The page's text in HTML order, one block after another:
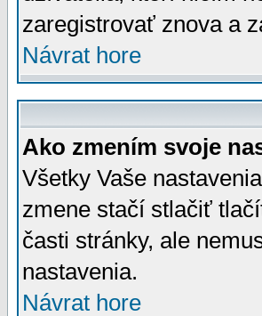
zaregistrovať znova a
Návrat hore
Ako zmením svoje
Všetky Vaše
zmene stačí stlačiť
časti stránky, ale
nastavenia.
Návrat hore